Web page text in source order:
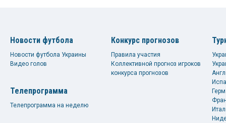
Новости футбола
Новости футбола Украины
Видео голов
Телепрограмма
Телепрограмма на неделю
Конкурс прогнозов
Правила участия
Коллективной прогноз игроков
конкурса прогнозов